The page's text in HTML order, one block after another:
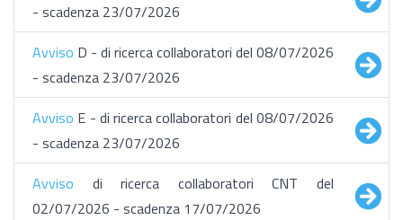
- scadenza 23/07/2026
Avviso D - di ricerca collaboratori del 08/07/2026
- scadenza 23/07/2026
Avviso E - di ricerca collaboratori del 08/07/2026
- scadenza 23/07/2026
Avviso di ricerca collaboratori CNT del
02/07/2026 - scadenza 17/07/2026